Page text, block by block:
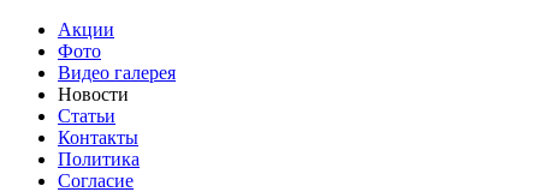
Акции
Фото
Видео галерея
Новости
Статьи
Контакты
Политика
Согласие